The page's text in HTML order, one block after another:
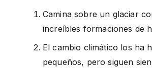
Camina sobre un glaciar
increíbles formaciones de
El cambio climático los ha
pequeños, pero siguen